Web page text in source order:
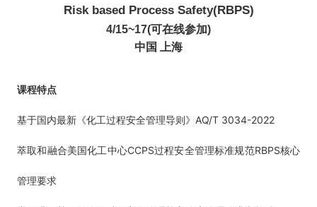
Risk based Process Safety(RBPS)
4/15~17(可在线参加)
中国 上海
课程特点
基于国内最新《化工过程安全管理导则》 AQ/T 3034-2022
萃取和融合美国化工中心CCPS过程安全管理标准规范RBPS核心
管理要求